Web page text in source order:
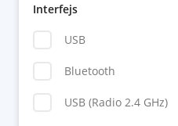
Interfejs
USB
Bluetooth
USB (Radio 2.4 GHz)